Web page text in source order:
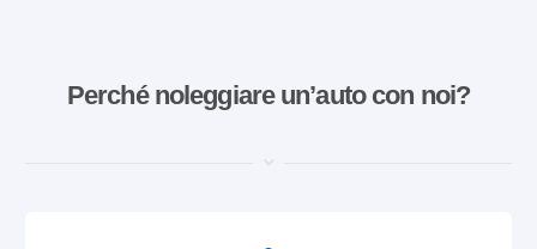
Perché noleggiare un’auto con noi?